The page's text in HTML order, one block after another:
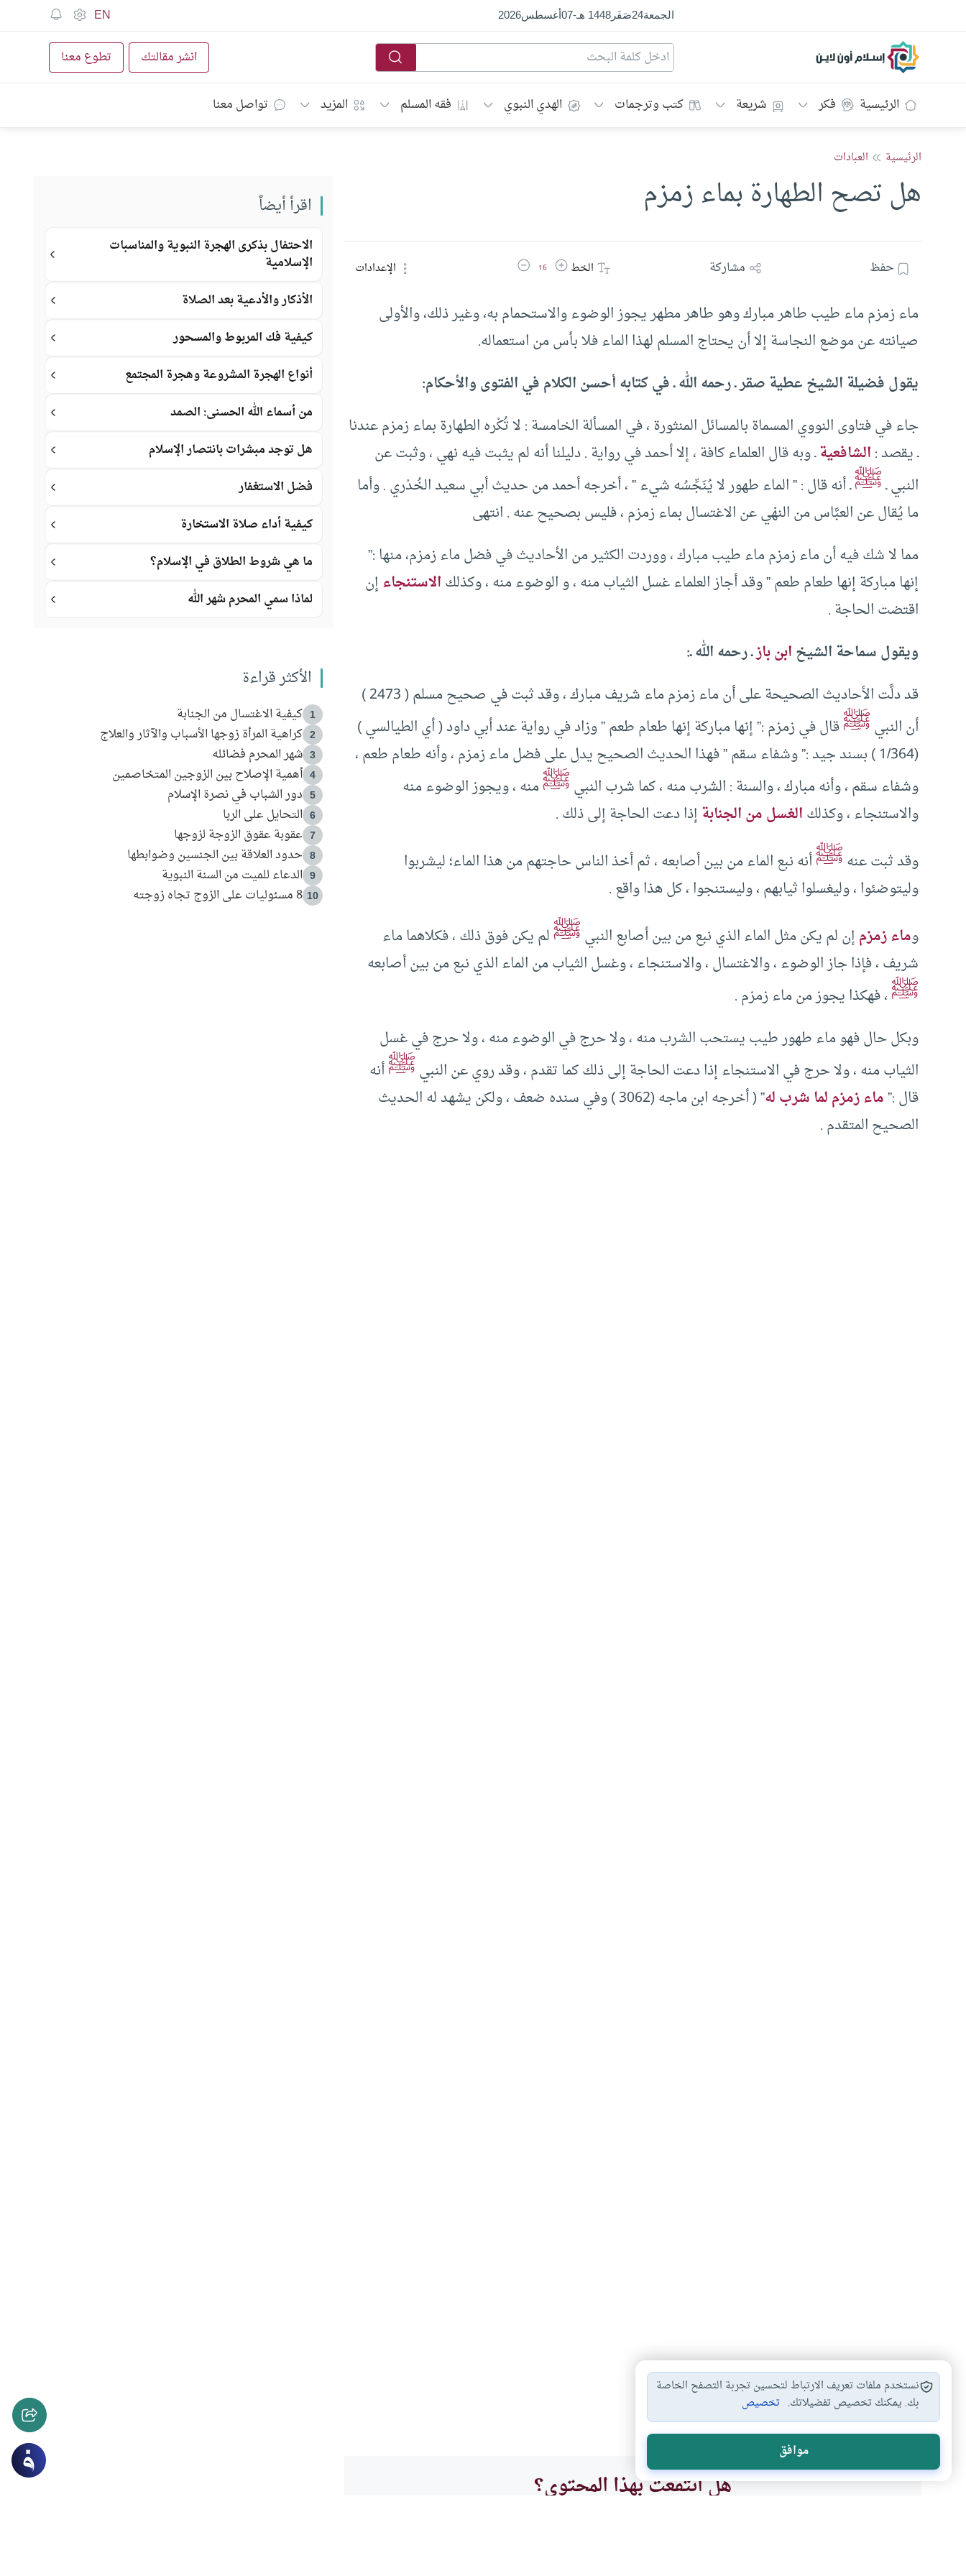
الجمعة24صَفَر1448 هـ -
07أغسطس2026
EN
إسلام أون لاين انشر مقالتك تطوع معنا
الرئيسية فكر شريعة كتب وترجمات الهدي النبوي فقه المسلم المزيد تواصل معنا
الرئيسية العبادات
هل تصح الطهارة بماء زمزم
حفظ مشاركة الخطزيادة حجم الخط
16 تقليل حجم الخط الإعدادات
ماء زمزم ماء طيب طاهر مبارك وهو طاهر مطهر يجوز الوضوء والاستحمام به، وغير ذلك، والأولى
صيانته عن موضع النجاسة إلا أن يحتاج المسلم لهذا الماء فلا بأس من استعماله.
يقول فضيلة الشيخ عطية صقر ـ رحمه الله ـ في كتابه أحسن الكلام في الفتوى والأحكام:
جاء في فتاوى النووي المسماة بالمسائل المنثورة ، في المسألة الخامسة : لا تُكْره الطهارة بماء زمزم عندنا
ـ يقصد :الشافعيةـ وبه قال العلماء كافة ، إلا أحمد في رواية . دليلنا أنه لم يثبت فيه نهي ، وثبت عن
النبي ـﷺـ أنه قال : ” الماء طهور لا يُنَجِّسُه شيء ” ، أخرجه أحمد من حديث أبي سعيد الخُدْري . وأما
ما يُقال عن العبَّاس من النهْي عن الاغتسال بماء زمزم ، فليس بصحيح عنه . انتهى
مما لا شك فيه أن ماء زمزم ماء طيب مبارك ، ووردت الكثير من الأحاديث في فضل ماء زمزم، منها :”
إنها مباركة إنها طعام طعم ” وقد أجاز العلماء غسل الثياب منه ، و الوضوء منه ، وكذلكالاستنجاءإن
اقتضت الحاجة .
ويقول سماحة الشيخابن بازـ رحمه الله ـ:
قد دلَّت الأحاديث الصحيحة على أن ماء زمزم ماء شريف مبارك ، وقد ثبت في صحيح مسلم ( 2473 )
أن النبيﷺقال في زمزم :” إنها مباركة إنها طعام طعم ” وزاد في رواية عند أبي داود ( أي الطيالسي )
(1/364 ) بسند جيد :” وشفاء سقم ” فهذا الحديث الصحيح يدل على فضل ماء زمزم ، وأنه طعام طعم ،
وشفاء سقم ، وأنه مبارك ، والسنة : الشرب منه ، كما شرب النبيﷺمنه ، ويجوز الوضوء منه
والاستنجاء ، وكذلكالغسل من الجنابةإذا دعت الحاجة إلى ذلك .
وقد ثبت عنهﷺأنه نبع الماء من بين أصابعه ، ثم أخذ الناس حاجتهم من هذا الماء؛ ليشربوا
وليتوضئوا ، وليغسلوا ثيابهم ، وليستنجوا ، كل هذا واقع .
وماء زمزمإن لم يكن مثل الماء الذي نبع من بين أصابع النبيﷺلم يكن فوق ذلك ، فكلاهما ماء
شريف ، فإذا جاز الوضوء ، والاغتسال ، والاستنجاء ، وغسل الثياب من الماء الذي نبع من بين أصابعه
ﷺ، فهكذا يجوز من ماء زمزم .
وبكل حال فهو ماء طهور طيب يستحب الشرب منه ، ولا حرج في الوضوء منه ، ولا حرج في غسل
الثياب منه ، ولا حرج في الاستنجاء إذا دعت الحاجة إلى ذلك كما تقدم ، وقد روي عن النبيﷺأنه
قال :”ماء زمزم لما شرب له
” ( أخرجه ابن ماجه (3062 ) وفي سنده ضعف ، ولكن يشهد له الحديث
الصحيح المتقدم .
استعمال ماء زمزم… الطهارة بماء زمزم
هل انتفعت بهذا المحتوى؟
اقرأ أيضاً
الاحتفال بذكرى الهجرة النبوية والمناسبات
الإسلامية
الأذكار والأدعية بعد الصلاة
كيفية فك المربوط والمسحور
أنواع الهجرة المشروعة وهجرة المجتمع
من أسماء الله الحسنى: الصمد
هل توجد مبشرات بانتصار الإسلام
فضل الاستغفار
كيفية أداء صلاة الاستخارة
ما هي شروط الطلاق في الإسلام؟
لماذا سمي المحرم شهر الله
الأكثر قراءة
1 كيفية الاغتسال من الجنابة
2 كراهية المرأة زوجها الأسباب والآثار والعلاج
3 شهر المحرم فضائله
4 أهمية الإصلاح بين الزوجين المتخاصمين
5 دور الشباب في نصرة الإسلام
6 التحايل على الربا
7 عقوبة عقوق الزوجة لزوجها
8 حدود العلاقة بين الجنسين وضوابطها
9 الدعاء للميت من السنة النبوية
10 8 مسئوليات على الزوج تجاه زوجته
نستخدم ملفات تعريف الارتباط لتحسين تجربة التصفح الخاصة
بك. يمكنك تخصيص تفضيلاتك. تخصيص
موافق